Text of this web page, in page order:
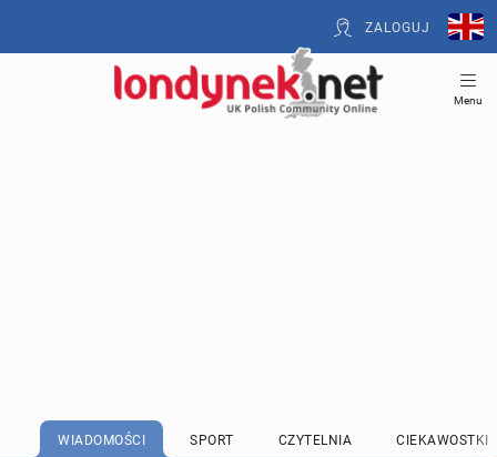
ZALOGUJ
Menu
WIADOMOŚCI SPORT CZYTELNIA CIEKAWOSTKI